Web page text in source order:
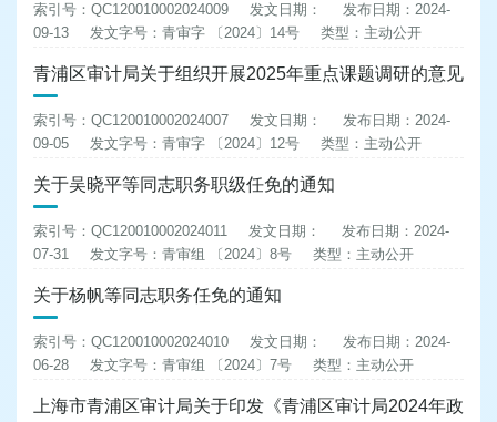
索引号：QC120010002024009 发文日期：
发布日期：2024-
09-13
发文字号：青审字 〔2024〕14号 类型：主动公开
青浦区审计局关于组织开展2025年重点课题调研的意见
索引号：QC120010002024007 发文日期：
发布日期：2024-
09-05
发文字号：青审字 〔2024〕12号 类型：主动公开
关于吴晓平等同志职务职级任免的通知
索引号：QC120010002024011 发文日期：
发布日期：2024-
07-31
发文字号：青审组 〔2024〕8号 类型：主动公开
关于杨帆等同志职务任免的通知
索引号：QC120010002024010 发文日期：
发布日期：2024-
06-28
发文字号：青审组 〔2024〕7号 类型：主动公开
上海市青浦区审计局关于印发《青浦区审计局2024年政